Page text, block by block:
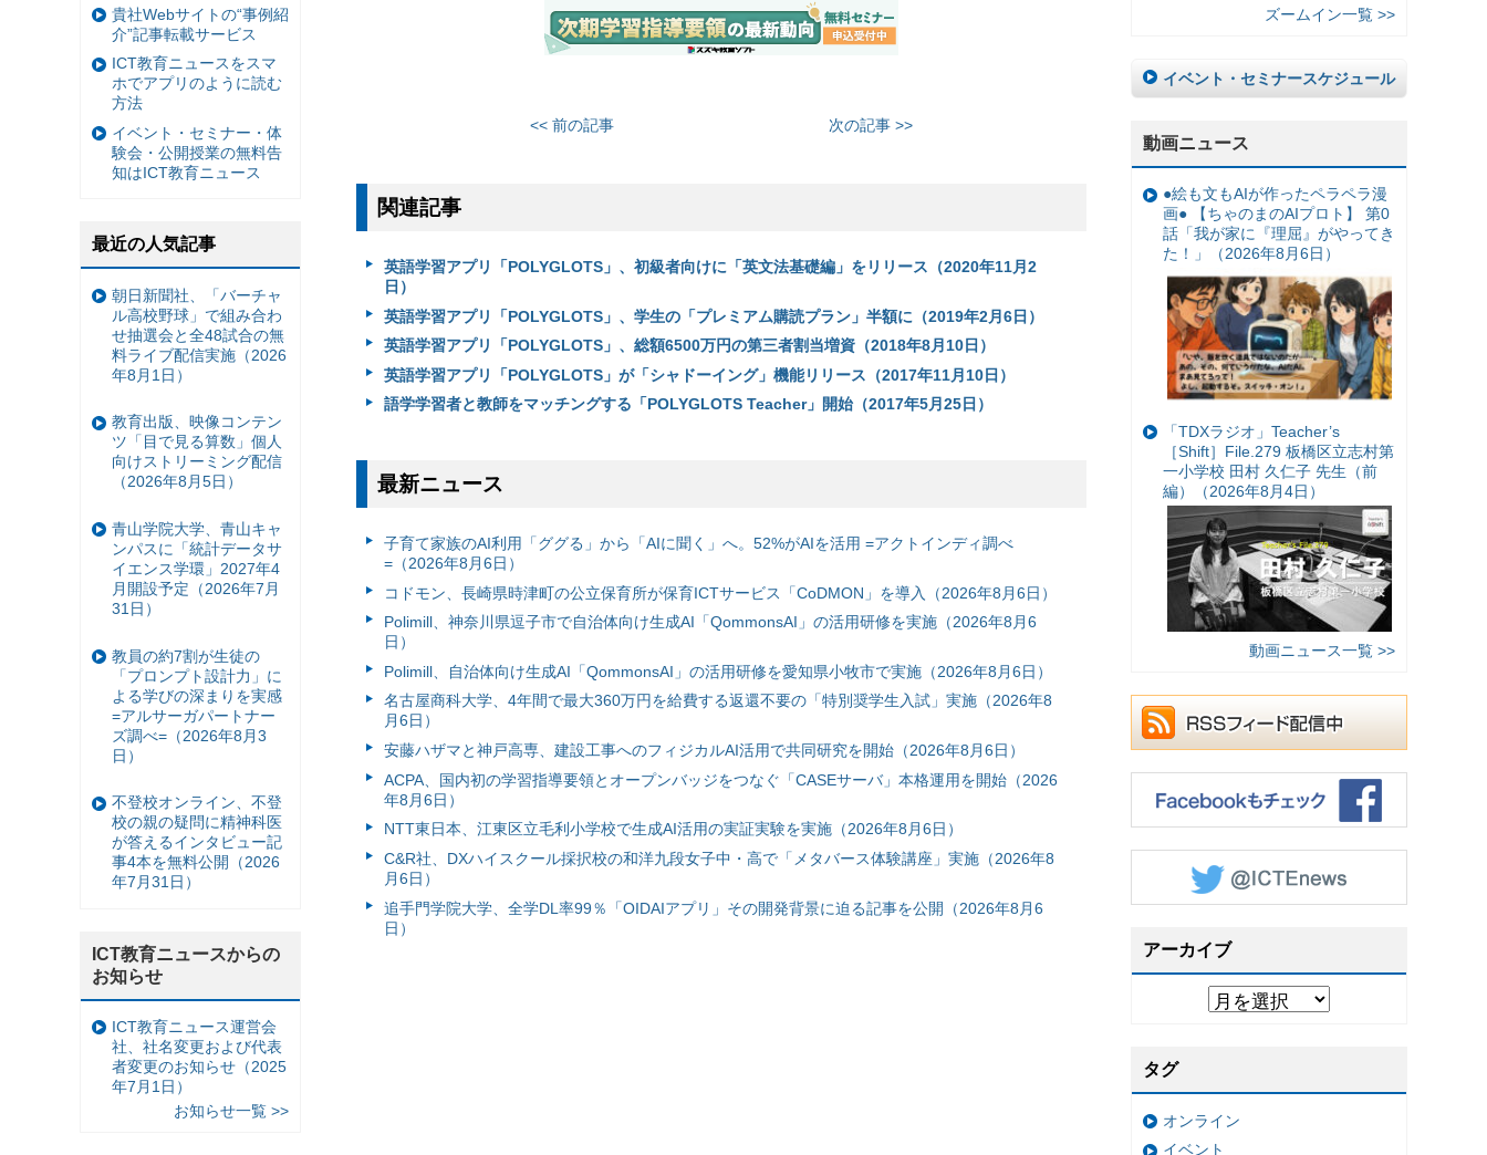
<< 前の記事 次の記事 >>
関連記事
英語学習アプリ「POLYGLOTS」、初級者向けに「英文法基礎編」をリリース（2020年11月2
日）
英語学習アプリ「POLYGLOTS」、学生の「プレミアム購読プラン」半額に（2019年2月6日）
英語学習アプリ「POLYGLOTS」、総額6500万円の第三者割当増資（2018年8月10日）
英語学習アプリ「POLYGLOTS」が「シャドーイング」機能リリース（2017年11月10日）
語学学習者と教師をマッチングする「POLYGLOTS Teacher」開始（2017年5月25日）
最新ニュース
子育て家族のAI利用「ググる」から「AIに聞く」へ。52%がAIを活用 =アクトインディ調べ
=（2026年8月6日）
コドモン、長崎県時津町の公立保育所が保育ICTサービス「CoDMON」を導入（2026年8月6日）
Polimill、神奈川県逗子市で自治体向け生成AI「QommonsAI」の活用研修を実施（2026年8月6
日）
Polimill、自治体向け生成AI「QommonsAI」の活用研修を愛知県小牧市で実施（2026年8月6日）
名古屋商科大学、4年間で最大360万円を給費する返還不要の「特別奨学生入試」実施（2026年8
月6日）
安藤ハザマと神戸高専、建設工事へのフィジカルAI活用で共同研究を開始（2026年8月6日）
ACPA、国内初の学習指導要領とオープンバッジをつなぐ「CASEサーバ」本格運用を開始（2026
年8月6日）
NTT東日本、江東区立毛利小学校で生成AI活用の実証実験を実施（2026年8月6日）
C&R社、DXハイスクール採択校の和洋九段女子中・高で「メタバース体験講座」実施（2026年8
月6日）
追手門学院大学、全学DL率99％「OIDAIアプリ」その開発背景に迫る記事を公開（2026年8月6
日）
ズームイン一覧 >>
イベント・セミナースケジュール
動画ニュース
●絵も文もAIが作ったペラペラ漫
画● 【ちゃのまのAIプロト】 第0
話「我が家に『理屈』がやってき
た！」（2026年8月6日）
「TDXラジオ」Teacher’s
［Shift］File.279 板橋区立志村第
一小学校 田村 久仁子 先生（前
編）（2026年8月4日）
動画ニュース一覧 >>
アーカイブ
タグ
オンライン
イベント
貴社Webサイトの“事例紹
介”記事転載サービス
ICT教育ニュースをスマ
ホでアプリのように読む
方法
イベント・セミナー・体
験会・公開授業の無料告
知はICT教育ニュース
最近の人気記事
朝日新聞社、「バーチャ
ル高校野球」で組み合わ
せ抽選会と全48試合の無
料ライブ配信実施（2026
年8月1日）
教育出版、映像コンテン
ツ「目で見る算数」個人
向けストリーミング配信
（2026年8月5日）
青山学院大学、青山キャ
ンパスに「統計データサ
イエンス学環」2027年4
月開設予定（2026年7月
31日）
教員の約7割が生徒の
「プロンプト設計力」に
よる学びの深まりを実感
=アルサーガパートナー
ズ調べ=（2026年8月3
日）
不登校オンライン、不登
校の親の疑問に精神科医
が答えるインタビュー記
事4本を無料公開（2026
年7月31日）
ICT教育ニュースからの
お知らせ
ICT教育ニュース運営会
社、社名変更および代表
者変更のお知らせ（2025
年7月1日）
お知らせ一覧 >>